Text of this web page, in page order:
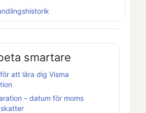
smartare
att lära dig Visma
– datum för moms